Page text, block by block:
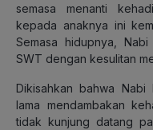
semasa menanti
kepada anaknya ini
Semasa hidupnya,
SWT dengan kesulitan
Dikisahkan bahwa Nabi
lama mendambakan
tidak kunjung datang